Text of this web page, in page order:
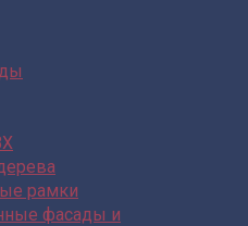
рамки
фасады и